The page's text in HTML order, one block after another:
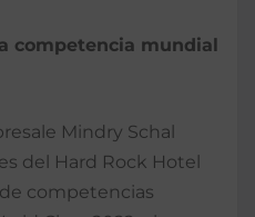
competencia mundial
Mindry Schal
del Hard Rock Hotel
competencias